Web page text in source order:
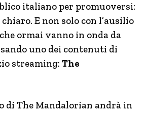
italiano per promuoversi:
E non solo con l’ausilio
ormai vanno in onda da
uno dei contenuti di
streaming: The
di The Mandalorian andrà in